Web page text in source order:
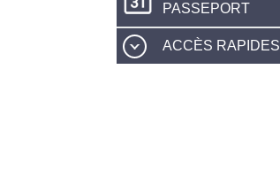
PASSEPORT
ACCÈS RAPIDES